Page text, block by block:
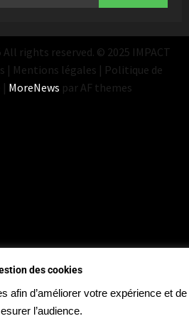
rights reserved. © 2025 IMPACT
| Mentions légales | Politique de
| MoreNews par AF themes
des cookies
afin d’améliorer votre expérience et de
l’audience.